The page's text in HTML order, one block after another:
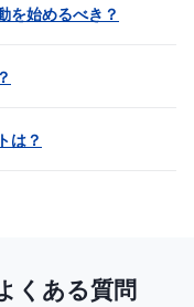
を始めるべき？
は？
くある質問